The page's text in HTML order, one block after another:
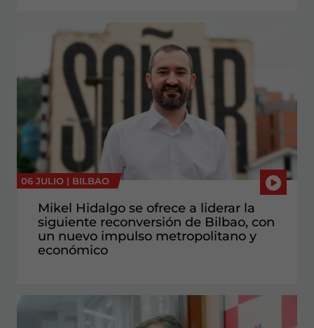
06 JULIO | BILBAO
Mikel Hidalgo se ofrece a liderar la
siguiente reconversión de Bilbao, con
un nuevo impulso metropolitano y
económico